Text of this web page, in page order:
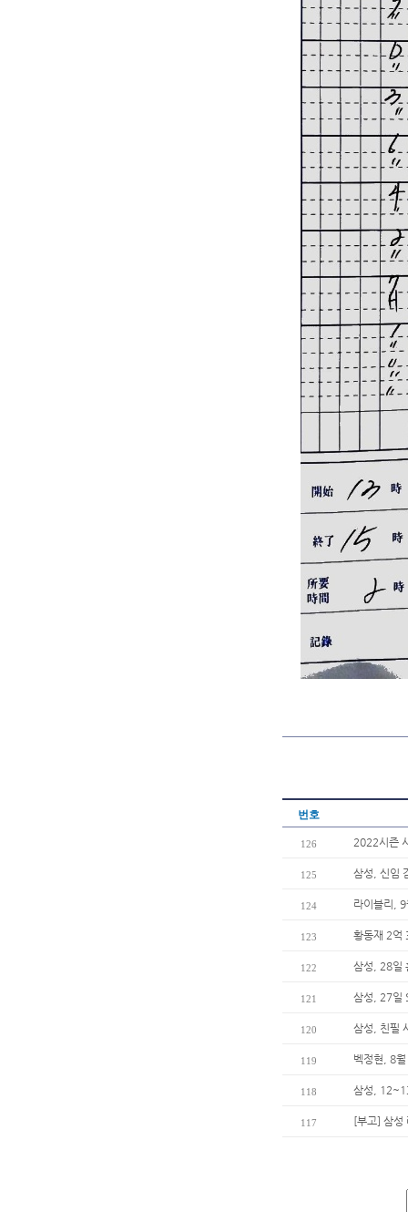
번호
126 2022시즌
125 삼성, 신임
124 라이블리,
123 황동재 2억
122 삼성, 28일
121 삼성, 27일
120 삼성, 친필
119 벡정현, 8
118 삼성,
117 [부고] 삼성